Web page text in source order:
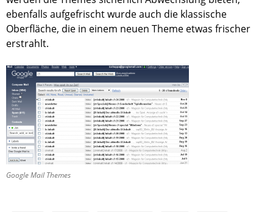
ebenfalls aufgefrischt wurde auch die klassische
Oberfläche, die in einem neuen Theme etwas frischer
erstrahlt.
Google Mail Themes